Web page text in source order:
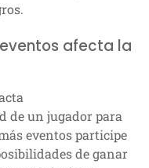
afecta la
de un jugador para
eventos participe
de ganar